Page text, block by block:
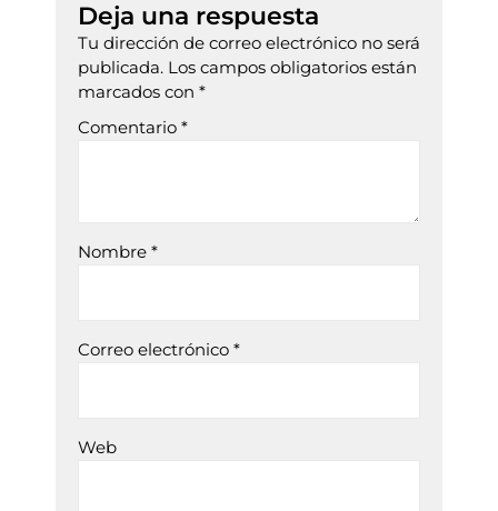
Deja una respuesta
Tu dirección de correo electrónico no será
publicada. Los campos obligatorios están
marcados con *
Comentario *
Nombre *
Correo electrónico *
Web